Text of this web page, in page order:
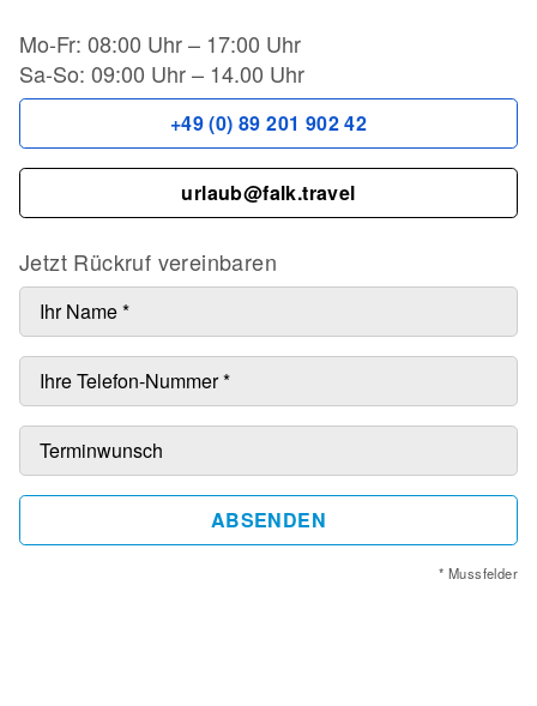
Mo-Fr: 08:00 Uhr – 17:00 Uhr
Sa-So: 09:00 Uhr – 14.00 Uhr
+49 (0) 89 201 902 42
urlaub@falk.travel
Jetzt Rückruf vereinbaren
ABSENDEN
* Mussfelder